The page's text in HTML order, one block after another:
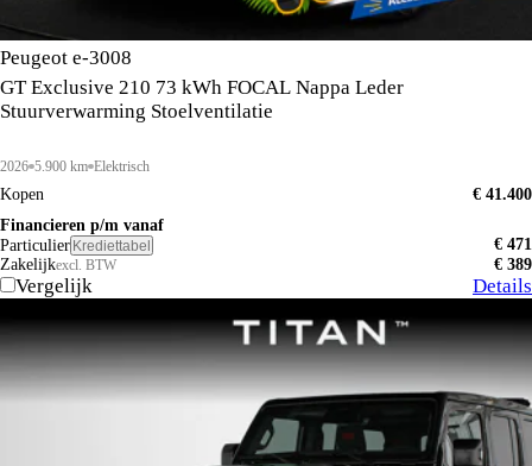
Peugeot e-3008
GT Exclusive 210 73 kWh FOCAL Nappa Leder
Stuurverwarming Stoelventilatie
2026 5.900 km Elektrisch
Kopen
€ 41.400
Financieren p/m vanaf
Particulier Krediettabel
€ 471
Zakelijkexcl. BTW € 389
Vergelijk Details